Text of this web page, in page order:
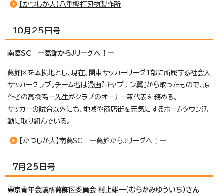
【かつしか人】八重樫打刃物製作所
10月25日号
南葛SC ー葛飾からJリーグへ！ー
葛飾区を本拠地とし、現在、関東サッカーリーグ1部に所属する社会人
サッカークラブ。チーム名は漫画『キャプテン翼』から取ったもので、原
作者の高橋陽一先生がクラブのオーナー兼代表を務める。
サッカーの試合以外にも、地域や商店街を元気にするホームタウン活
動に取り組んでいる。
【かつしか人】南葛SC ―葛飾からJリーグへ！―
7月25日号
東京青年会議所葛飾区委員会 村上雄一（むらかみゆういち）さん